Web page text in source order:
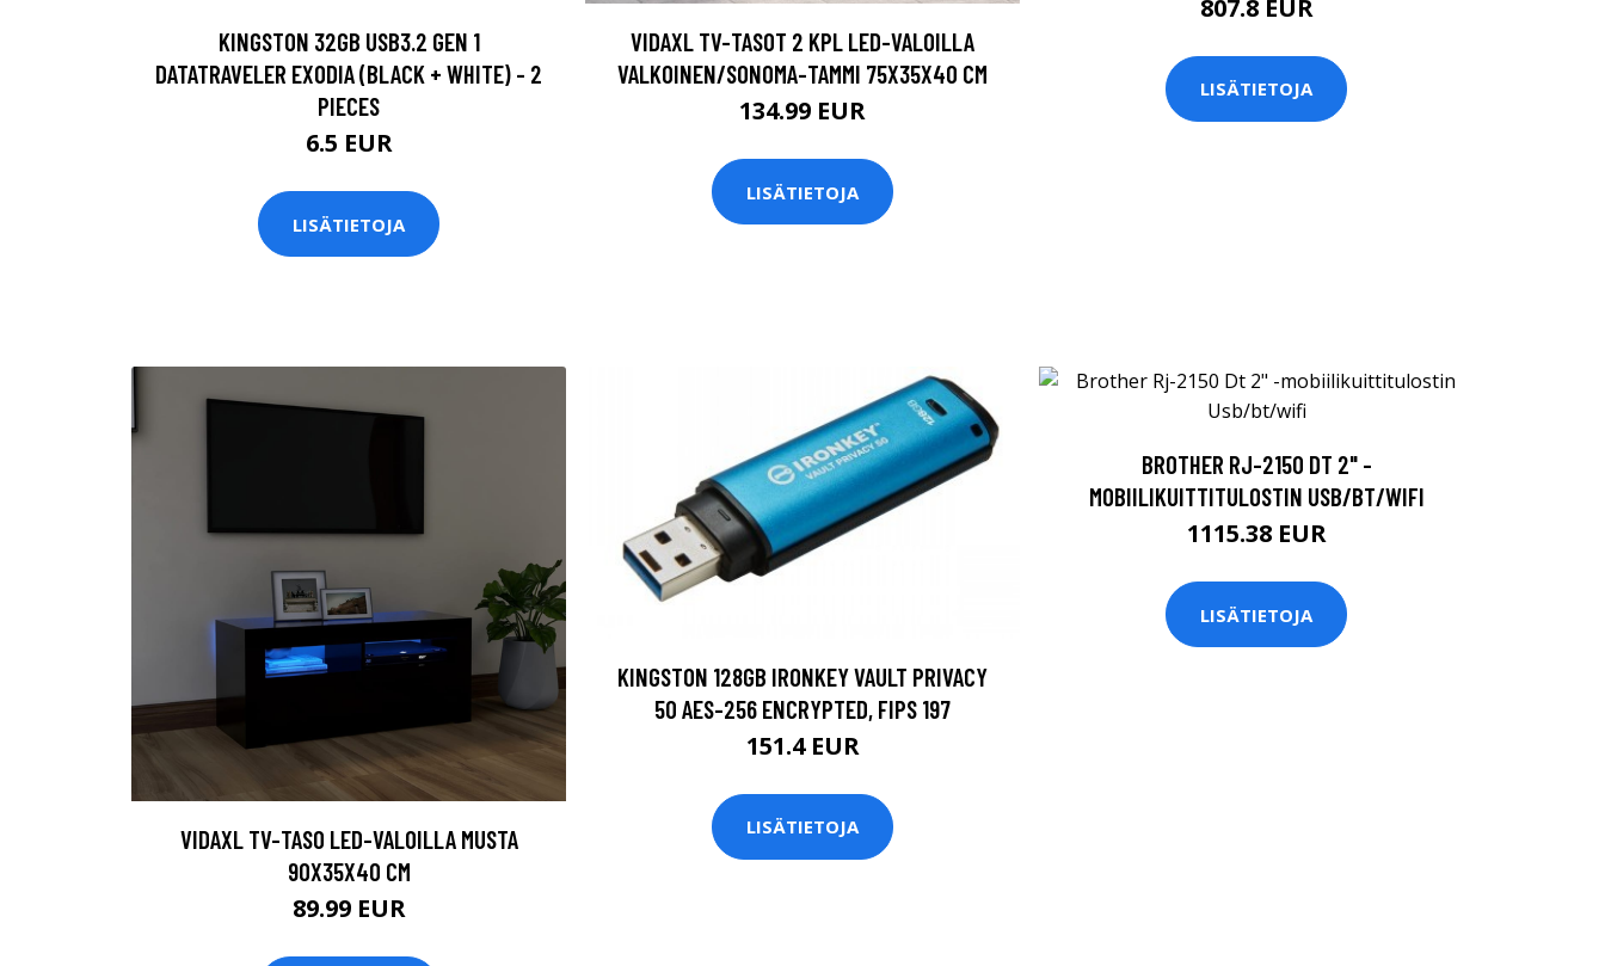
KINGSTON 32GB USB3.2 GEN 1
DATATRAVELER EXODIA (BLACK + WHITE) - 2
PIECES
6.5 EUR
LISÄTIETOJA
VIDAXL TV-TASOT 2 KPL LED-VALOILLA
VALKOINEN/SONOMA-TAMMI 75X35X40 CM
134.99 EUR
LISÄTIETOJA
807.8 EUR
LISÄTIETOJA
VIDAXL TV-TASO LED-VALOILLA MUSTA
90X35X40 CM
89.99 EUR
KINGSTON 128GB IRONKEY VAULT PRIVACY
50 AES-256 ENCRYPTED, FIPS 197
151.4 EUR
LISÄTIETOJA
BROTHER RJ-2150 DT 2" -
MOBIILIKUITTITULOSTIN USB/BT/WIFI
1115.38 EUR
LISÄTIETOJA